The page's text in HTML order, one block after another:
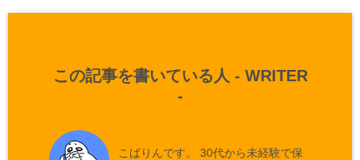
この記事を書いている人 - WRITER
-
こばりんです。 30代から未経験で保